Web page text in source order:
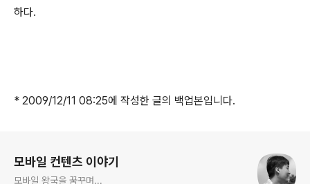
하다.
* 2009/12/11 08:25에 작성한 글의 백업본입니다.
모바일 컨텐츠 이야기
모바일 왕국을 꿈꾸며...